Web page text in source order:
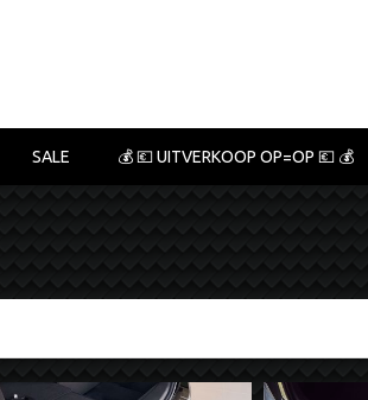
SALE 💰 💶 UITVERKOOP OP=OP 💶 💰